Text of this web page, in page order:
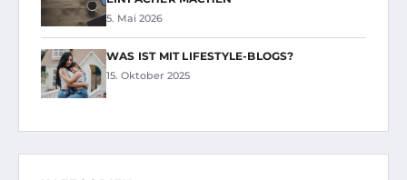
5. Mai 2026
WAS IST MIT LIFESTYLE-BLOGS?
15. Oktober 2025